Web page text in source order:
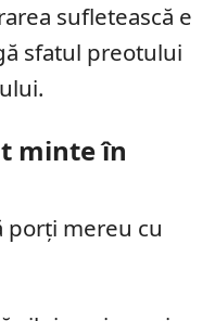
sufletească e
sfatul preotului
minte în
porți mereu cu